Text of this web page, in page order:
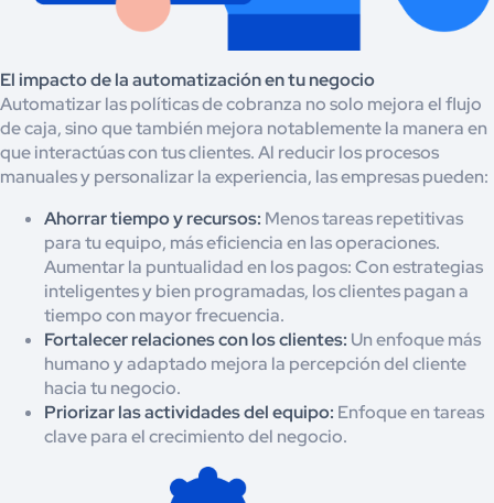
El impacto de la automatización en tu negocio
Automatizar las políticas de cobranza no solo mejora el flujo
de caja, sino que también mejora notablemente la manera en
que interactúas con tus clientes. Al reducir los procesos
manuales y personalizar la experiencia, las empresas pueden:
Ahorrar tiempo y recursos: Menos tareas repetitivas
para tu equipo, más eficiencia en las operaciones.
Aumentar la puntualidad en los pagos: Con estrategias
inteligentes y bien programadas, los clientes pagan a
tiempo con mayor frecuencia.
Fortalecer relaciones con los clientes: Un enfoque más
humano y adaptado mejora la percepción del cliente
hacia tu negocio.
Priorizar las actividades del equipo: Enfoque en tareas
clave para el crecimiento del negocio.